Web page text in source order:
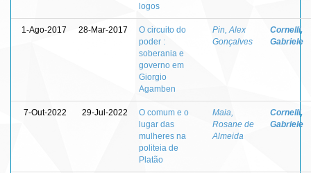
logos
1-Ago-2017 28-Mar-2017
O circuito do
poder :
soberania e
governo em
Giorgio
Agamben
Pin, Alex
Gonçalves
Cornelli,
Gabriele
7-Out-2022 29-Jul-2022
O comum e o
lugar das
mulheres na
politeia de
Platão
Maia,
Rosane de
Almeida
Cornelli,
Gabriele